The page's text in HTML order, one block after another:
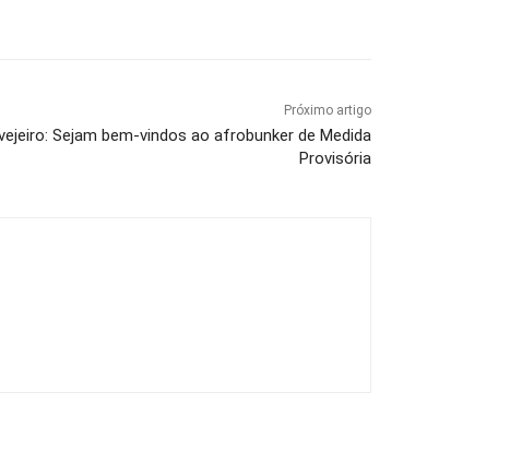
Próximo artigo
Sejam bem-vindos ao afrobunker de Medida
Provisória